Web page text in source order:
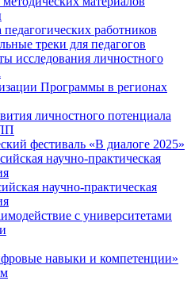
работников
треки для педагогов
исследования личностного
Программы в регионах
личностного потенциала
фестиваль «В диалоге 2025»
научно-практическая
научно-практическая
с университетами
навыки и компетенции»